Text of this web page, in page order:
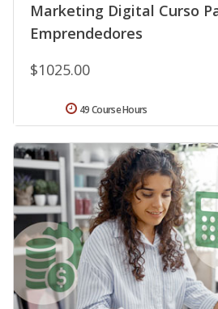
Marketing Digital Curso
Emprendedores
$1025.00
49 Course Hours